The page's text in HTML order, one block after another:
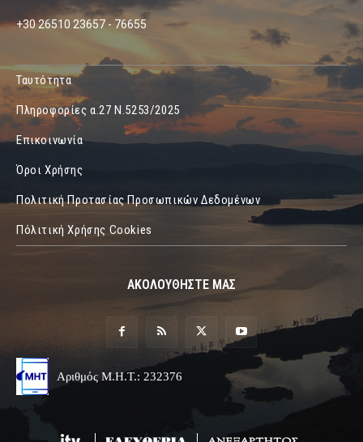
+30 26510 23657 - 76655
Ταυτότητα
Πληροφορίες α.27 Ν.5253/2025
Επικοινωνία
Όροι Χρήσης
Πολιτική Προτασίας Προσωπικών Δεδομένων
Πόλιτική Χρήσης Cookies
ΑΚΟΛΟΥΘΗΣΤΕ ΜΑΣ
Αριθμός Μ.Η.Τ.: 232376